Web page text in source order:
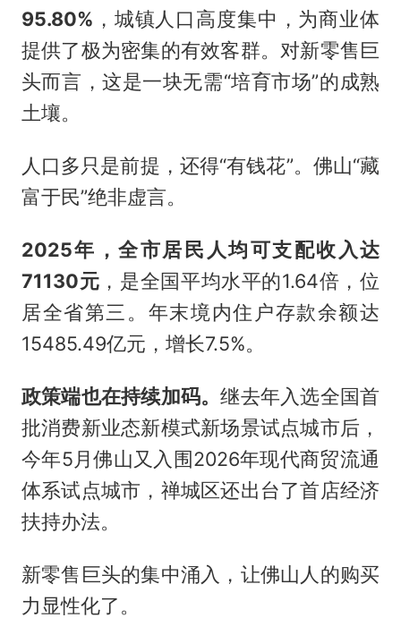
95.80% ，城镇人口高度集中，为商业体
提供了极为密集的有效客群。对新零售巨
头而言，这是一块无需“培育市场”的成熟
土壤。
人口多只是前提，还得“有钱花”。佛山“藏
富于民”绝非虚言。
2025年，全市居民人均可支配收入达
71130元 ，是全国平均水平的1.64倍，位
居全省第三。年末境内住户存款余额达
15485.49亿元，增长7.5%。
政策端也在持续加码。继去年入选全国首
批消费新业态新模式新场景试点城市后，
今年5月佛山又入围2026年现代商贸流通
体系试点城市，禅城区还出台了首店经济
扶持办法。
新零售巨头的集中涌入，让佛山人的购买
力显性化了。